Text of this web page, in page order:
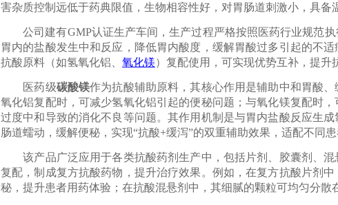
害杂质控制远低于药典限值，生物相容性好，对胃肠道刺激小，具备
公司建有GMP认证生产车间，生产过程严格按照医药行业规范执
胃内的盐酸发生中和反应，降低胃内酸度，缓解胃酸过多引起的不
抗酸原料（如氢氧化铝、 氧化镁）复配使用，可实现优势互补，提升
医药级碳酸镁作为抗酸辅助原料，其核心作用是辅助中和胃酸
氧化铝复配时，可减少氢氧化铝引起的便秘问题；与氧化镁复配时
过度中和导致的消化不良等问题。其作用机制是与胃内盐酸反应生
肠道蠕动，缓解便秘，实现“抗酸+缓泻”的双重辅助效果，适配不同患
该产品广泛应用于各类抗酸药剂生产中，包括片剂、胶囊剂、混
复配，制成复方抗酸药物，提升治疗效果。例如，在复方抗酸片剂
秘，提升患者用药体验；在抗酸混悬剂中，其细腻的颗粒可均匀分散